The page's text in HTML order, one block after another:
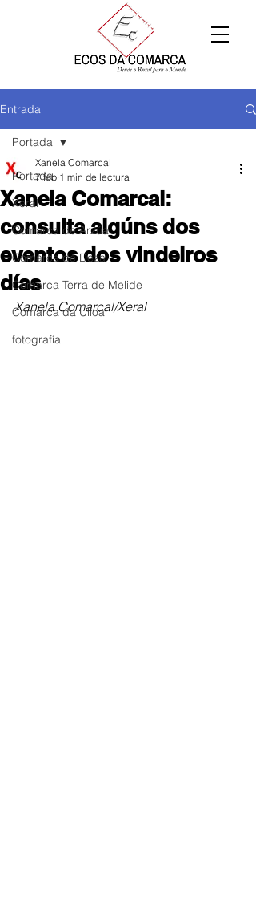
Entrada
Portada
Xeral
Comarca de Arzúa
Comarca de Deza
Comarca Terra de Melide
Comarca da Ulloa
fotografía
Portada
Xanela Comarcal:
consulta algúns dos
eventos dos vindeiros
días
Xanela Comarcal
7 feb 1 min de lectura
Xanela Comarcal/Xeral